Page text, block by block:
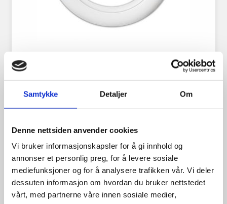
Samtykke Detaljer Om
Denne nettsiden anvender cookies
Vi bruker informasjonskapsler for å gi innhold og
annonser et personlig preg, for å levere sosiale
mediefunksjoner og for å analysere trafikken vår. Vi deler
dessuten informasjon om hvordan du bruker nettstedet
vårt, med partnerne våre innen sosiale medier,
Hvite Dekksider 15″
1,198.00